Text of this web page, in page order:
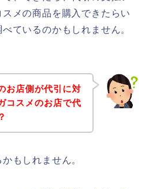
メの商品を購入できたらい
ているのかもしれません。
お店側が代引に対
コスメのお店で代
もしれません。